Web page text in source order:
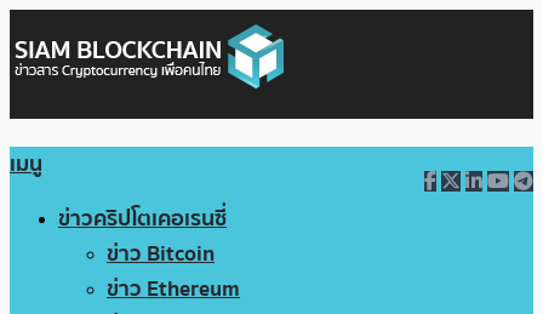
เมนู
ข่าวคริปโตเคอเรนซี่
ข่าว Bitcoin
ข่าว Ethereum